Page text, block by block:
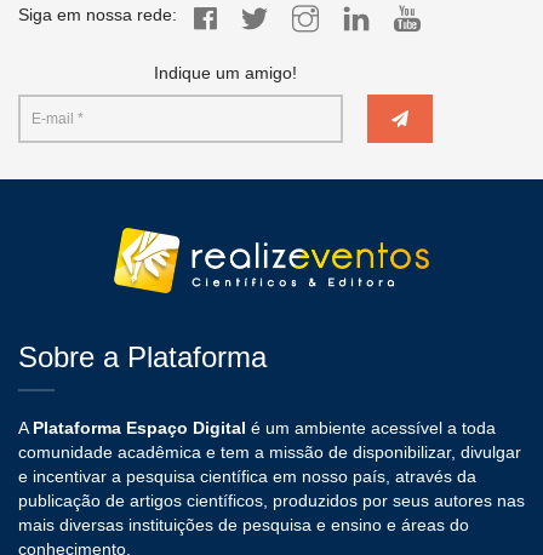
Siga em nossa rede:
Indique um amigo!
Sobre a Plataforma
A Plataforma Espaço Digital é um ambiente acessível a toda
comunidade acadêmica e tem a missão de disponibilizar, divulgar
e incentivar a pesquisa científica em nosso país, através da
publicação de artigos científicos, produzidos por seus autores nas
mais diversas instituições de pesquisa e ensino e áreas do
conhecimento.